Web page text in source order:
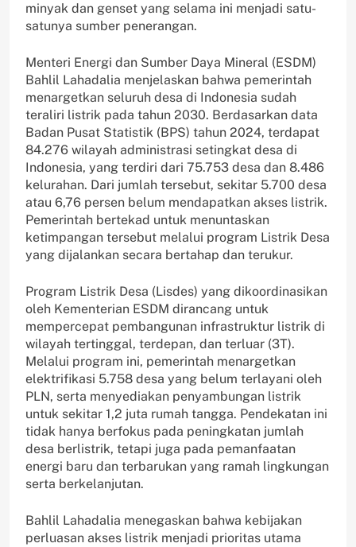
minyak dan genset yang selama ini menjadi satu-
satunya sumber penerangan.
Menteri Energi dan Sumber Daya Mineral (ESDM)
Bahlil Lahadalia menjelaskan bahwa pemerintah
menargetkan seluruh desa di Indonesia sudah
teraliri listrik pada tahun 2030. Berdasarkan data
Badan Pusat Statistik (BPS) tahun 2024, terdapat
84.276 wilayah administrasi setingkat desa di
Indonesia, yang terdiri dari 75.753 desa dan 8.486
kelurahan. Dari jumlah tersebut, sekitar 5.700 desa
atau 6,76 persen belum mendapatkan akses listrik.
Pemerintah bertekad untuk menuntaskan
ketimpangan tersebut melalui program Listrik Desa
yang dijalankan secara bertahap dan terukur.
Program Listrik Desa (Lisdes) yang dikoordinasikan
oleh Kementerian ESDM dirancang untuk
mempercepat pembangunan infrastruktur listrik di
wilayah tertinggal, terdepan, dan terluar (3T).
Melalui program ini, pemerintah menargetkan
elektrifikasi 5.758 desa yang belum terlayani oleh
PLN, serta menyediakan penyambungan listrik
untuk sekitar 1,2 juta rumah tangga. Pendekatan ini
tidak hanya berfokus pada peningkatan jumlah
desa berlistrik, tetapi juga pada pemanfaatan
energi baru dan terbarukan yang ramah lingkungan
serta berkelanjutan.
Bahlil Lahadalia menegaskan bahwa kebijakan
perluasan akses listrik menjadi prioritas utama